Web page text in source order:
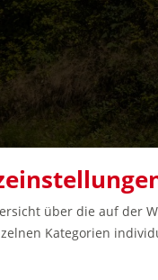
über die auf der
Kategorien